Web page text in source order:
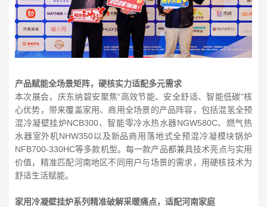
产品赋能全场景矩阵，硬核实力适配多元需求
本次展会，庆东纳碧安聚焦“高效节能、安全舒适、智能低碳”核
心优势，带来覆盖家用、商用全场景的产品阵容，包括混氢全预
混冷凝壁挂炉NCB300、智能零冷水热水器NGW580C、燃气热
水器室外机NHW350以及新品商用落地式全预混冷凝模块锅炉
NFB700-330HC等多款机型。每一款产品都兼具技术亮点与实用
价值，精准匹配河南地区不同用户与场景的需求，用硬核技术为
舒适生活赋能。
家用冷凝壁挂炉系列精准破解采暖痛点，适配河南家庭